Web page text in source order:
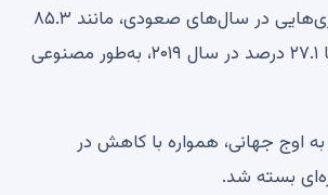
رقم به‌دلیل ناهنجاری‌هایی در سال‌های صعودی، مانند ۸۵.۳
درصد در سال ۲۰۱۱ یا ۲۷.۱ درصد در سال ۲۰۱۹، به‌طور مصنوعی
اوج جهانی، همواره با کاهش در
بسته شد.